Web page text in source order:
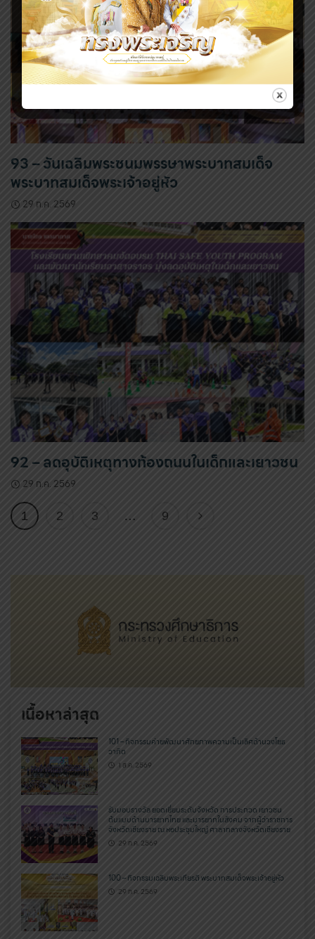
93 – วันเฉลิมพระชนมพรรษาพระบาทสมเด็จ
พระบาทสมเด็จพระเจ้าอยู่หัว
29 ก.ค. 2569
92 – ลดอุบัติเหตุทางท้องถนนในเด็กและเยาวชน
29 ก.ค. 2569
1 2 3 … 9
เนื้อหาล่าสุด
101 – กิจกรรมค่ายพัฒนาศักยภาพความเป็นเลิศด้านวงโยธ
วาทิต
1 ส.ค. 2569
รับมอบรางวัล ยอดเยี่ยมระดับจังหวัด การประกวด เยาวชน
ต้นแบบด้านมารยาทไทย และมารยาทในสังคม จากผู้ว่าราชการ
จังหวัดเชียงราย ณ หอประชุมใหญ่ ศาลากลางจังหวัดเชียงราย
29 ก.ค. 2569
100 – กิจกรรมเฉลิมพระเกียรติ พระบาทสมเด็จพระเจ้าอยู่หัว
29 ก.ค. 2569